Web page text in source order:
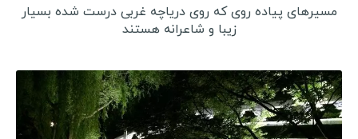
اوکراین
نروژ
صربستان
کرواسی
مسیرهای پیاده روی که روی دریاچه غربی درست شده بسیار
زیبا و شاعرانه هستند